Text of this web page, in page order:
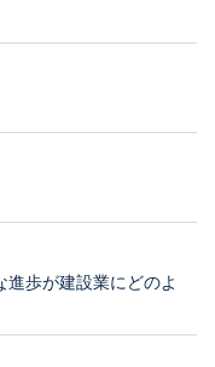
進歩が建設業にどのよ